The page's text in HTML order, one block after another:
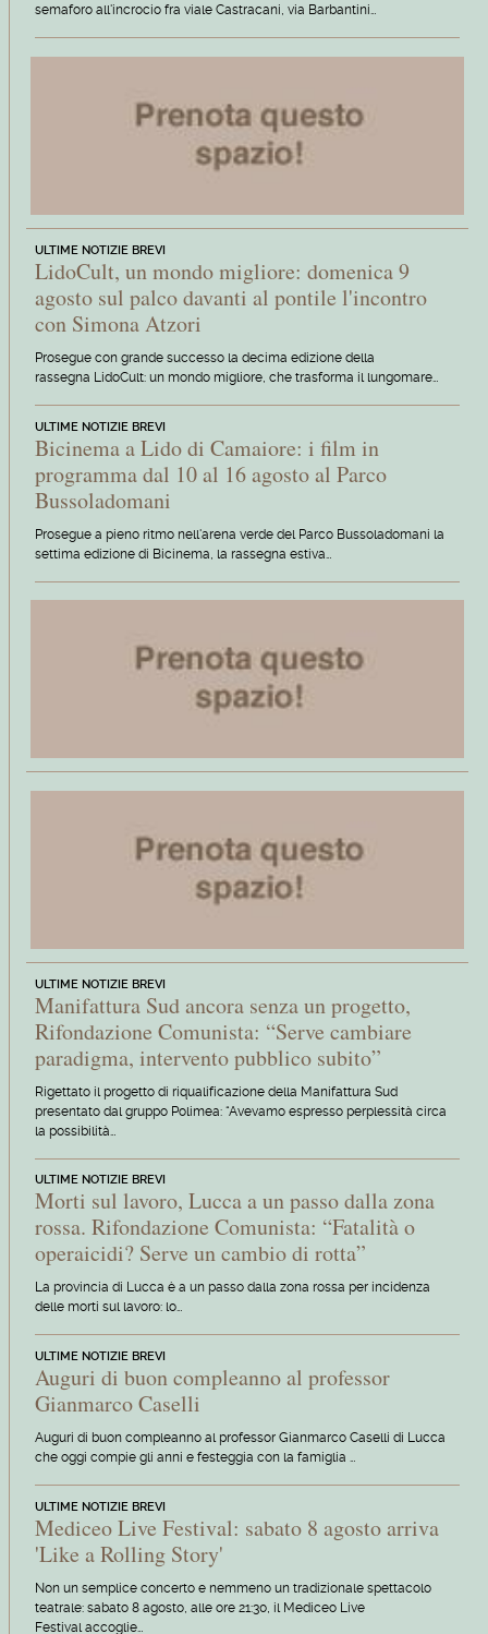
semaforo all'incrocio fra viale Castracani, via Barbantini…
ULTIME NOTIZIE BREVI
LidoCult, un mondo migliore: domenica 9
agosto sul palco davanti al pontile l'incontro
con Simona Atzori
Prosegue con grande successo la decima edizione della
rassegna LidoCult: un mondo migliore, che trasforma il lungomare…
ULTIME NOTIZIE BREVI
Bicinema a Lido di Camaiore: i film in
programma dal 10 al 16 agosto al Parco
Bussoladomani
Prosegue a pieno ritmo nell'arena verde del Parco Bussoladomani la
settima edizione di Bicinema, la rassegna estiva…
ULTIME NOTIZIE BREVI
Manifattura Sud ancora senza un progetto,
Rifondazione Comunista: “Serve cambiare
paradigma, intervento pubblico subito”
Rigettato il progetto di riqualificazione della Manifattura Sud
presentato dal gruppo Polimea: “Avevamo espresso perplessità circa
la possibilità…
ULTIME NOTIZIE BREVI
Morti sul lavoro, Lucca a un passo dalla zona
rossa. Rifondazione Comunista: “Fatalità o
operaicidi? Serve un cambio di rotta”
La provincia di Lucca è a un passo dalla zona rossa per incidenza
delle morti sul lavoro: lo…
ULTIME NOTIZIE BREVI
Auguri di buon compleanno al professor
Gianmarco Caselli
Auguri di buon compleanno al professor Gianmarco Caselli di Lucca
che oggi compie gli anni e festeggia con la famiglia …
ULTIME NOTIZIE BREVI
Mediceo Live Festival: sabato 8 agosto arriva
'Like a Rolling Story'
Non un semplice concerto e nemmeno un tradizionale spettacolo
teatrale: sabato 8 agosto, alle ore 21:30, il Mediceo Live
Festival accoglie…